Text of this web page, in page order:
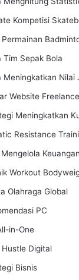
Kompetisi
Permainan
Tim Sepak Bola
Meningkatkan Nilai
Website Freelance
Meningkatkan
Resistance
Keuangan
Workout
Olahraga Global
PC
in-One
Hustle Digital
Bisnis